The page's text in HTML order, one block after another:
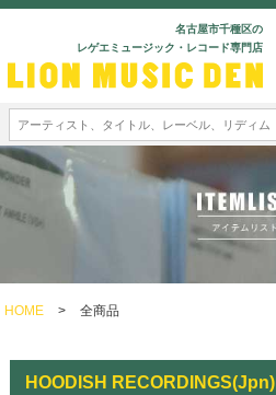
名古屋市千種区の
レゲエミュージック・レコード専門店
HOME > 全商品
HOODISH RECORDINGS(Jpn)